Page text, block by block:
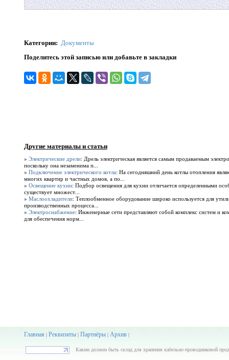
Категории: Документы
Поделитесь этой записью или добавьте в закладки
Другие материалы и статьи
» Электрические дрели: Дрель электрическая является самым продаваемым
поскольку она незаменима п...
» Подключение электрического котла: На сегодняшний день котлы отопления
многих квартир и частных домов, а по...
» Освещение кухни: Подбор освещения для кухни отличается определенными
существует множест...
» Маслоохладители: Теплообменное оборудование широко используется для
производственных процесса...
» Электроснабжение: Инженерные сети представляют собой комплекс систем и
для обеспечения норм...
Главная| Реквизиты| Партнёры| Архив|
Каким должен быть склад для хранения кабельно-проводниковой